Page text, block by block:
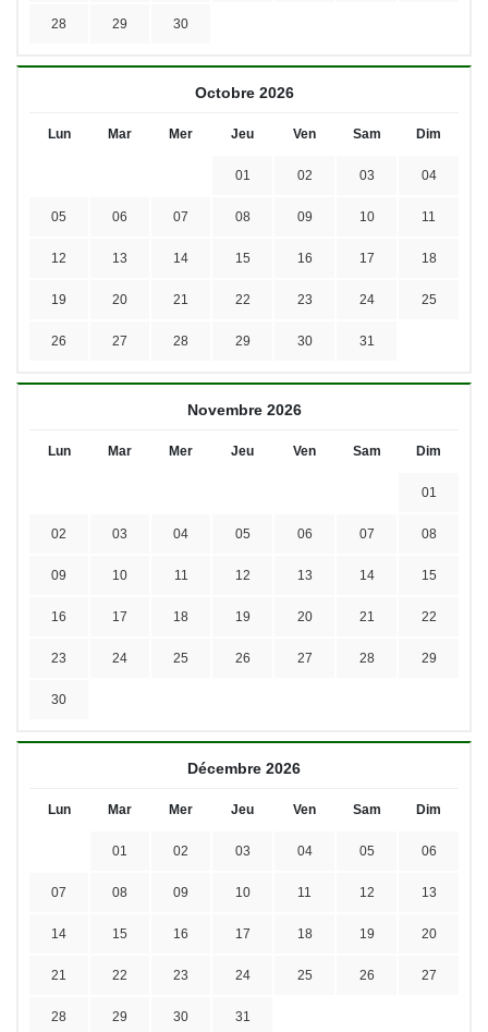
28 29 30
Octobre 2026
Lun Mar Mer Jeu Ven Sam Dim
01 02 03 04
05 06 07 08 09 10 11
12 13 14 15 16 17 18
19 20 21 22 23 24 25
26 27 28 29 30 31
Novembre 2026
Lun Mar Mer Jeu Ven Sam Dim
01
02 03 04 05 06 07 08
09 10 11 12 13 14 15
16 17 18 19 20 21 22
23 24 25 26 27 28 29
30
Décembre 2026
Lun Mar Mer Jeu Ven Sam Dim
01 02 03 04 05 06
07 08 09 10 11 12 13
14 15 16 17 18 19 20
21 22 23 24 25 26 27
28 29 30 31